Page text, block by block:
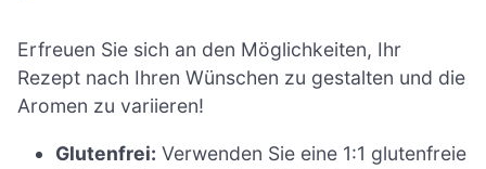
Erfreuen Sie sich an den Möglichkeiten, Ihr
Rezept nach Ihren Wünschen zu gestalten und die
Aromen zu variieren!
Glutenfrei: Verwenden Sie eine 1:1 glutenfreie